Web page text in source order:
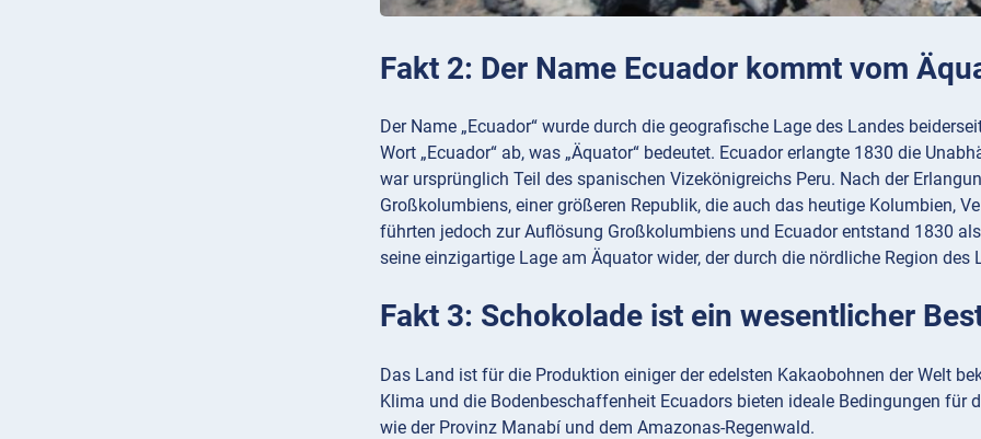
Fakt 2: Der Name Ecuador kommt vom
Der Name „Ecuador“ wurde durch die geografische Lage des Landes
Wort „Ecuador“ ab, was „Äquator“ bedeutet. Ecuador erlangte 1830 die
war ursprünglich Teil des spanischen Vizekönigreichs Peru. Nach der
Großkolumbiens, einer größeren Republik, die auch das heutige Kolumbien,
führten jedoch zur Auflösung Großkolumbiens und Ecuador entstand 1830
seine einzigartige Lage am Äquator wider, der durch die nördliche Region des
Fakt 3: Schokolade ist ein wesentlicher
Das Land ist für die Produktion einiger der edelsten Kakaobohnen der Welt
Klima und die Bodenbeschaffenheit Ecuadors bieten ideale Bedingungen für
wie der Provinz Manabí und dem Amazonas-Regenwald.